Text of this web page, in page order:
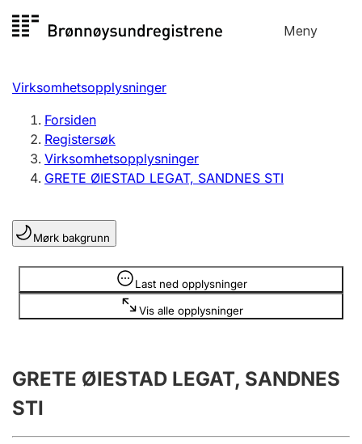
til
Meny
Registersøk
Aksjeselskap
Enkeltpersonforetak
Registrere, endre, slette
Lag og forening
Registrere, endre, slette
Årsregnskap
Virksomhetsopplysninger
Forsiden
Registersøk
Virksomhetsopplysninger
GRETE ØIESTAD LEGAT, SANDNES STI
Mørk bakgrunn
Last ned opplysninger
Vis alle opplysninger
Opplysninger er skjult
GRETE ØIESTAD LEGAT, SANDNES
STI